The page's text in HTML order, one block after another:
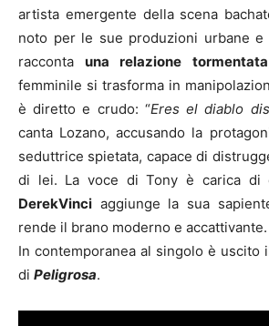
artista emergente della scena
noto per le sue produzioni urbane e
raccontauna relazione tormentata
femminile si trasforma in
è diretto e crudo: “Eres el diablo
canta Lozano, accusando la
seduttrice spietata, capace di
di lei. La voce di Tony è carica di
DerekVinci aggiunge la sua
rende il brano moderno e accattivante.
In contemporanea al singolo è uscito
di Peligrosa.